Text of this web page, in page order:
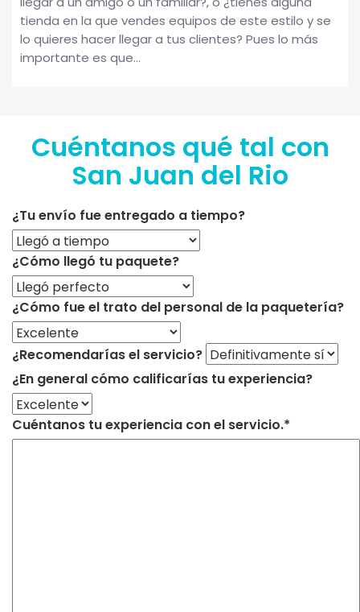
tienda en la que vendes equipos de este estilo y se
lo quieres hacer llegar a tus clientes? Pues lo más
importante es que...
Cuéntanos qué tal con
San Juan del Rio
¿Tu envío fue entregado a tiempo?
¿Cómo llegó tu paquete?
¿Cómo fue el trato del personal de la paquetería?
¿Recomendarías el servicio?
¿En general cómo calificarías tu experiencia?
Cuéntanos tu experiencia con el servicio.*